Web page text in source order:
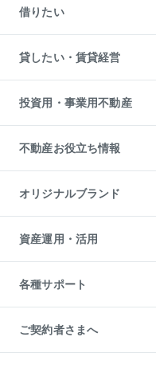
中古一戸建ての購入
不動産購入の流れ
注目キーワード物件特集
購入ガイド
English 繁体中文簡体中文
一戸建ての売却・査定
土地の売却・査定
スピードAI査定
不動産査定について
不動産売却の流れ
不動産買換えの流れ
売却ガイド
借りたい
オフィス・店舗の賃貸
借りるときの流れ
借りるガイド
貸したい・賃貸経営
マンション賃料データ
賃貸管理プラン
リロケーションについて
貸すガイド
投資用・事業用不動産
事業用不動産
マンション投資
投資用マンション
アパート経営
収益物件
ビル購入（ビル一棟）
投資用不動産の売却査定
事業用不動産の売却査定
不動産お役立ち情報
マンションライブラリー
人気マンションランキング
暮らしに役立つ不動産メディア
不動産相場・不動産価格情報
不動産コラム・ニュース
不動産用語集
不動産なんでもネット相談室
住まいの税金
オリジナルブランド
一棟リノベーションマンション
L`GENTE（ルジェンテ）
区分リノベーションマンション
投資用一棟レジデンスWELL
不動産小口投資
LEGACIA（レガシア）
資産運用・活用
不動産M&A
アセットマネジメント・出資
各種サポート
相続サポート
リフォームサポート
ご契約者さまへ